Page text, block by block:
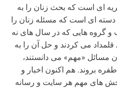
ای است که بحث زنان را به
دسته ای است که مسئله زنان را
و گروه هایی که در سال های نه
می کردند و حل آن را به
مسائل «مهم» می دانستند،
بروند. هم اکنون اخبار و
های مهم هر سایت و رسانه